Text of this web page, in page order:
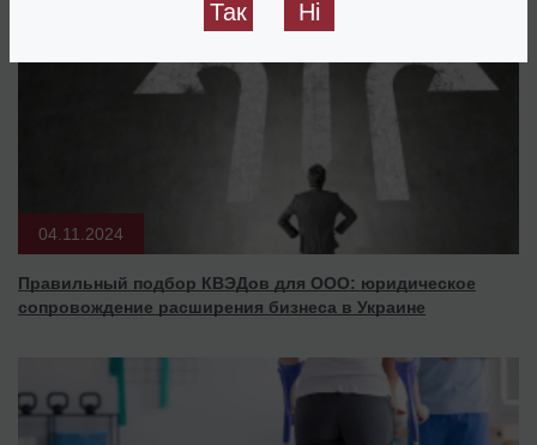
04.11.2024
Правильный подбор КВЭДов для ООО: юридическое
сопровождение расширения бизнеса в Украине
Так Ні